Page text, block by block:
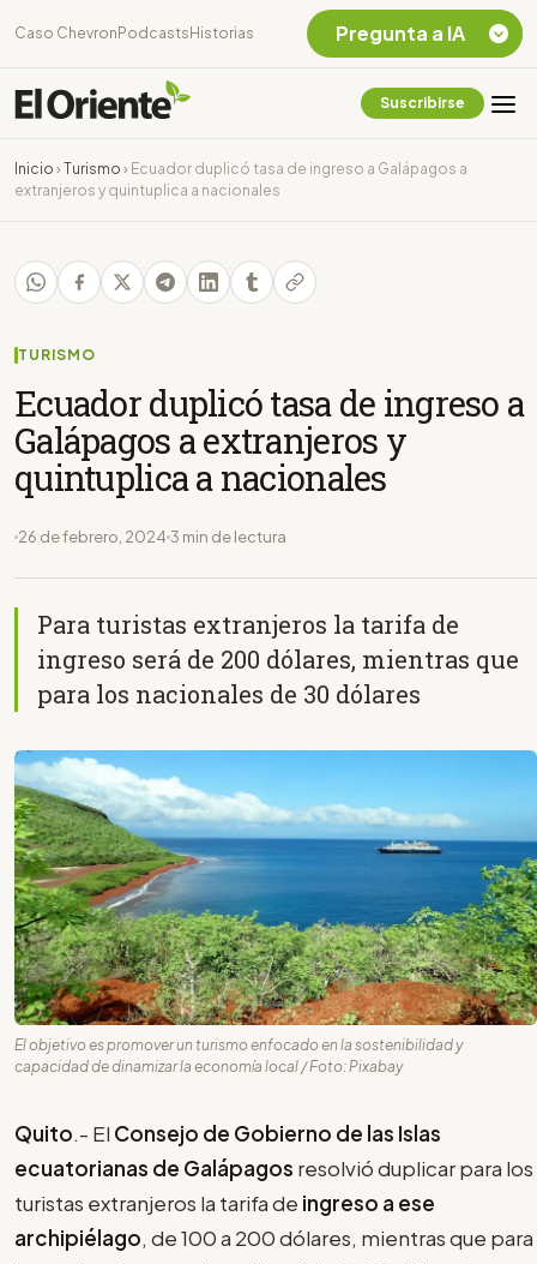
Caso Chevron Podcasts Historias
Suscribirse
Inicio › Turismo › Ecuador duplicó tasa de ingreso a Galápagos a
extranjeros y quintuplica a nacionales
TURISMO
Ecuador duplicó tasa de ingreso a
Galápagos a extranjeros y
quintuplica a nacionales
26 de febrero, 2024 3 min de lectura
Para turistas extranjeros la tarifa de
ingreso será de 200 dólares, mientras que
para los nacionales de 30 dólares
El objetivo es promover un turismo enfocado en la sostenibilidad y
capacidad de dinamizar la economía local / Foto: Pixabay
Quito.- El Consejo de Gobierno de las Islas
ecuatorianas de Galápagos resolvió duplicar para los
turistas extranjeros la tarifa de ingreso a ese
archipiélago, de 100 a 200 dólares, mientras que para
Pregunta a IA
Chevron Ecuador